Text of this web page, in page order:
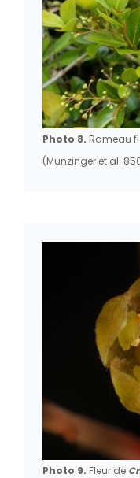
Photo 8. Rameau
(Munzinger et al.
Photo 9. Fleur de